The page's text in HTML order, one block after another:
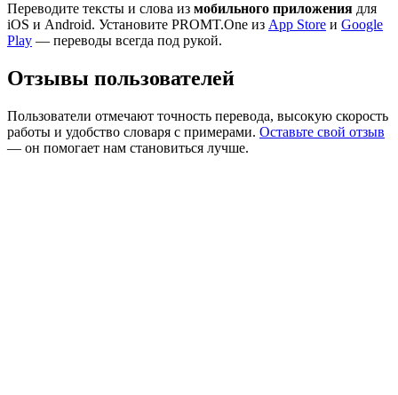
Переводите тексты и слова из мобильного приложения для
iOS и Android. Установите PROMT.One из App Store и Google
Play — переводы всегда под рукой.
Отзывы пользователей
Пользователи отмечают точность перевода, высокую скорость
работы и удобство словаря с примерами. Оставьте свой отзыв
— он помогает нам становиться лучше.